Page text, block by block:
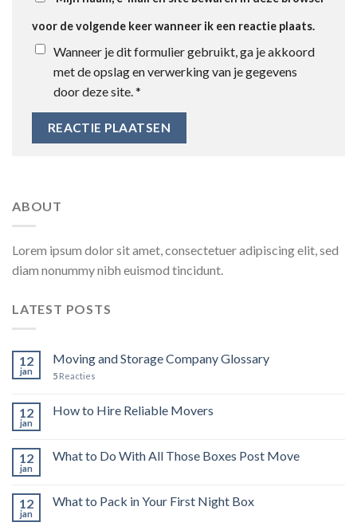
voor de volgende keer wanneer ik een reactie plaats.
Wanneer je dit formulier gebruikt, ga je akkoord
met de opslag en verwerking van je gegevens
door deze site. *
ABOUT
Lorem ipsum dolor sit amet, consectetuer adipiscing elit, sed
diam nonummy nibh euismod tincidunt.
LATEST POSTS
12
jan
Moving and Storage Company Glossary
5 Reacties
12
jan
How to Hire Reliable Movers
12
jan
What to Do With All Those Boxes Post Move
12
jan
What to Pack in Your First Night Box